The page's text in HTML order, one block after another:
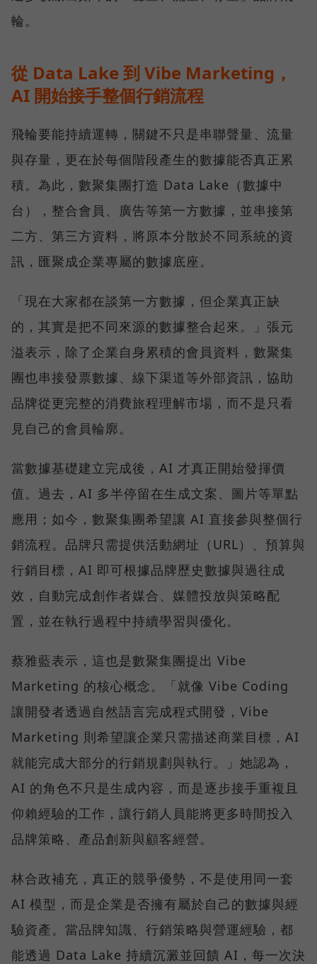
輪。
從 Data Lake 到 Vibe Marketing，
AI 開始接手整個行銷流程
飛輪要能持續運轉，關鍵不只是串聯聲量、流量
與存量，更在於每個階段產生的數據能否真正累
積。為此，數聚集團打造 Data Lake（數據中
台），整合會員、廣告等第一方數據，並串接第
二方、第三方資料，將原本分散於不同系統的資
訊，匯聚成企業專屬的數據底座。
「現在大家都在談第一方數據，但企業真正缺
的，其實是把不同來源的數據整合起來。」張元
溢表示，除了企業自身累積的會員資料，數聚集
團也串接發票數據、線下渠道等外部資訊，協助
品牌從更完整的消費旅程理解市場，而不是只看
見自己的會員輪廓。
當數據基礎建立完成後，AI 才真正開始發揮價
值。過去，AI 多半停留在生成文案、圖片等單點
應用；如今，數聚集團希望讓 AI 直接參與整個行
銷流程。品牌只需提供活動網址（URL）、預算與
行銷目標，AI 即可根據品牌歷史數據與過往成
效，自動完成創作者媒合、媒體投放與策略配
置，並在執行過程中持續學習與優化。
蔡雅藍表示，這也是數聚集團提出 Vibe
Marketing 的核心概念。「就像 Vibe Coding
讓開發者透過自然語言完成程式開發，Vibe
Marketing 則希望讓企業只需描述商業目標，AI
就能完成大部分的行銷規劃與執行。」她認為，
AI 的角色不只是生成內容，而是逐步接手重複且
仰賴經驗的工作，讓行銷人員能將更多時間投入
品牌策略、產品創新與顧客經營。
林合政補充，真正的競爭優勢，不是使用同一套
AI 模型，而是企業是否擁有屬於自己的數據與經
驗資產。當品牌知識、行銷策略與營運經驗，都
能透過 Data Lake 持續沉澱並回饋 AI，每一次決